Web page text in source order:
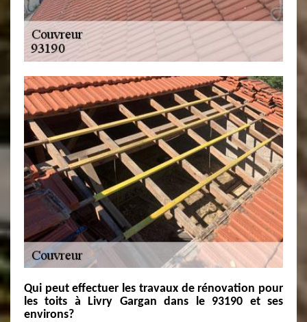
Qui peut effectuer les travaux de rénovation pour
les toits à Livry Gargan dans le 93190 et ses
environs?